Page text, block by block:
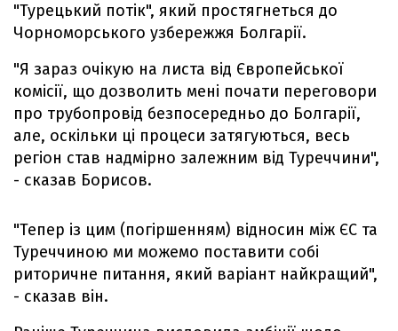
"Турецький потік", який простягнеться до
Чорноморського узбережжя Болгарії.
"Я зараз очікую на листа від Європейської
комісії, що дозволить мені почати переговори
про трубопровід безпосередньо до Болгарії,
але, оскільки ці процеси затягуються, весь
регіон став надмірно залежним від Туреччини",
- сказав Борисов.
"Тепер із цим (погіршенням) відносин між ЄС та
Туреччиною ми можемо поставити собі
риторичне питання, який варіант найкращий",
- сказав він.